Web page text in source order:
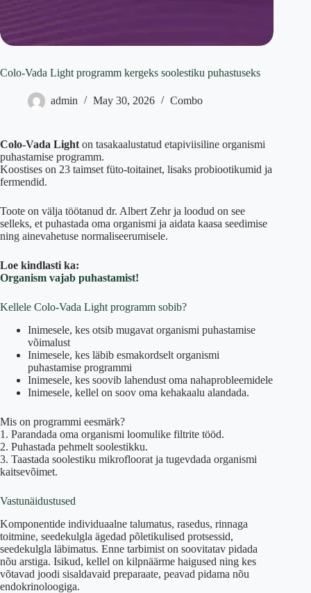
Colo-Vada Light programm kergeks soolestiku puhastuseks
admin May 30, 2026 Combo
Colo-Vada Light on tasakaalustatud etapiviisiline organismi
puhastamise programm.
Koostises on 23 taimset füto-toitainet, lisaks probiootikumid ja
fermendid.
Toote on välja töötanud dr. Albert Zehr ja loodud on see
selleks, et puhastada oma organismi ja aidata kaasa seedimise
ning ainevahetuse normaliseerumisele.
Loe kindlasti ka:
Organism vajab puhastamist!
Kellele Colo-Vada Light programm sobib?
Inimesele, kes otsib mugavat organismi puhastamise
võimalust
Inimesele, kes läbib esmakordselt organismi
puhastamise programmi
Inimesele, kes soovib lahendust oma nahaprobleemidele
Inimesele, kellel on soov oma kehakaalu alandada.
Mis on programmi eesmärk?
1. Parandada oma organismi loomulike filtrite tööd.
2. Puhastada pehmelt soolestikku.
3. Taastada soolestiku mikrofloorat ja tugevdada organismi
kaitsevõimet.
Vastunäidustused
Komponentide individuaalne talumatus, rasedus, rinnaga
toitmine, seedekulgla ägedad põletikulised protsessid,
seedekulgla läbimatus. Enne tarbimist on soovitatav pidada
nõu arstiga. Isikud, kellel on kilpnäärme haigused ning kes
võtavad joodi sisaldavaid preparaate, peavad pidama nõu
endokrinoloogiga.